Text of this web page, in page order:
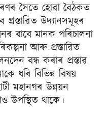
সৈতে হোৱা বৈঠকত
প্ৰস্তাৱিত উদ্যানসমূহৰ
বাবে মানক পৰিচালনা
আৰু প্ৰস্তাৱিত
বন্ধ কৰাৰ প্ৰস্তাৱ
ধৰি বিভিন্ন বিষয়
মহানগৰ উন্নয়ন
উপস্থিত থাকে।